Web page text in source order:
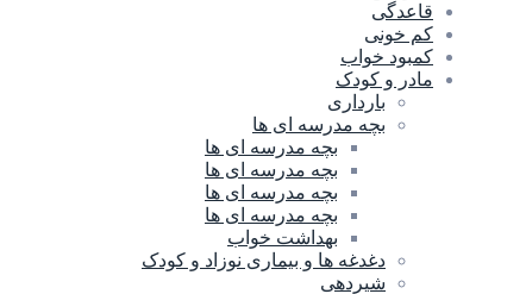
قاعدگی
کم خونی
کمبود خواب
مادر و کودک
بارداری
بچه مدرسه ای ها
بچه مدرسه اى ها
بچه مدرسه ای ها
بچه مدرسه ای ها
بچه مدرسه ای ها
بهداشت خواب
دغدغه ها و بیماری نوزاد و کودک
شیردهی